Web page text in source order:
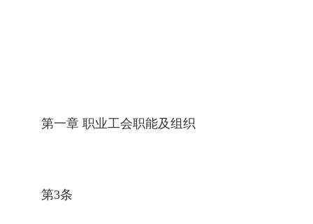
第一章 职业工会职能及组织
第3条